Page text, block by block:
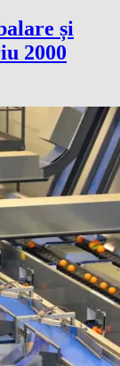
și
2000